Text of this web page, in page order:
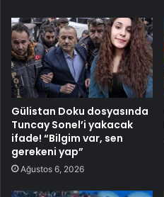
Gülistan Doku dosyasında
Tuncay Sonel’i yakacak
ifade! “Bilgim var, sen
gerekeni yap”
Ağustos 6, 2026